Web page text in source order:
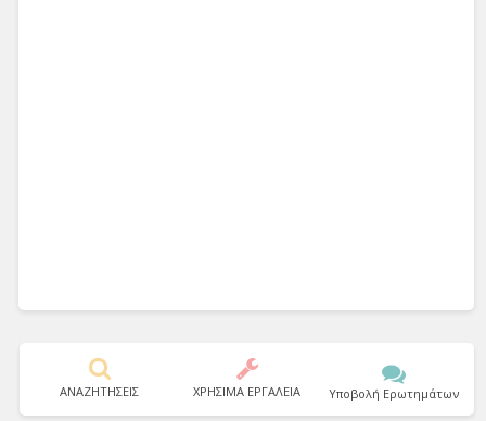
ΑΝΑΖΗΤΗΣΕΙΣ ΧΡΗΣΙΜΑ ΕΡΓΑΛΕΙΑ Υποβολή Ερωτημάτων